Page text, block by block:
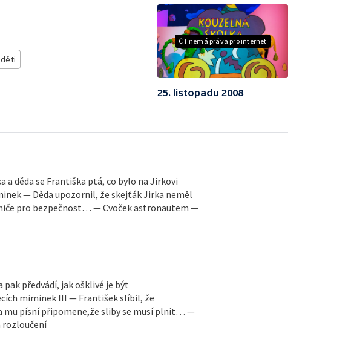
ČT nemá práva pro internet
25. listopadu 2008
a děda se Františka ptá, co bylo na Jirkovi
— Děda upozornil, že skejťák Jirka neměl
pro bezpečnost… — Cvoček astronautem —
pak předvádí, jak ošklivé je být
miminek III — František slíbil, že
mu písní připomene,že sliby se musí plnit… —
rozloučení